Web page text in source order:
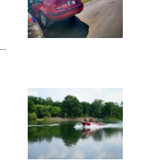
artykułu: